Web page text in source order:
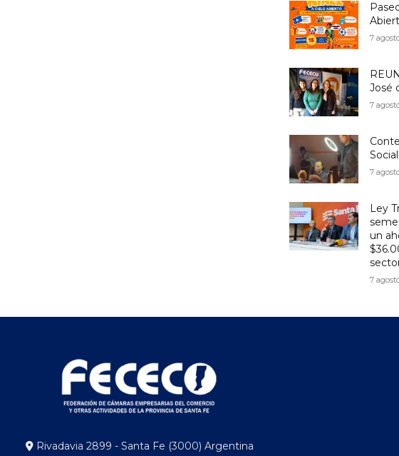
7
José
7
7
Ley
un
7
Rivadavia 2899 - Santa Fe (3000) Argentina